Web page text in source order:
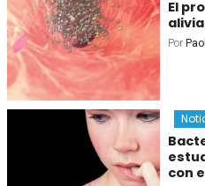
El
Por
con